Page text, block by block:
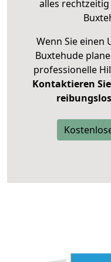
alles
Wenn Sie einen
Buxtehude
professionelle
Kontaktieren